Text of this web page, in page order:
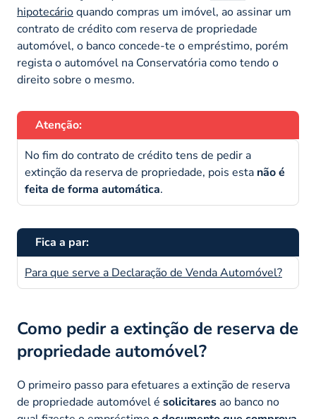
hipotecárioquando compras um imóvel, ao assinar um
contrato de crédito com reserva de propriedade
automóvel, o banco concede-te o empréstimo, porém
regista o automóvel na Conservatória como tendo o
direito sobre o mesmo.
Atenção:
No fim do contrato de crédito tens de pedir a
extinção da reserva de propriedade, pois esta não é
feita de forma automática.
Fica a par:
Para que serve a Declaração de Venda Automóvel?
Como pedir a extinção de reserva de
propriedade automóvel?
O primeiro passo para efetuares a extinção de reserva
de propriedade automóvel é solicitares ao banco no